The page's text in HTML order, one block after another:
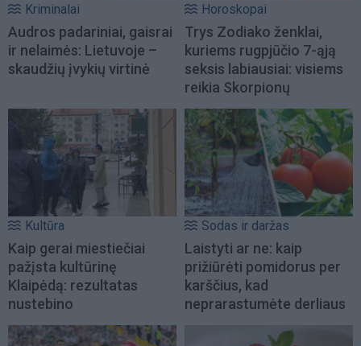
Kriminalai
Audros padariniai, gaisrai
ir nelaimės: Lietuvoje –
skaudžių įvykių virtinė
Horoskopai
Trys Zodiako ženklai,
kuriems rugpjūčio 7-ąją
seksis labiausiai: visiems
reikia Skorpionų
Kultūra
Kaip gerai miestiečiai
pažįsta kultūrinę
Klaipėdą: rezultatas
nustebino
Sodas ir daržas
Laistyti ar ne: kaip
prižiūrėti pomidorus per
karščius, kad
neprarastumėte derliaus